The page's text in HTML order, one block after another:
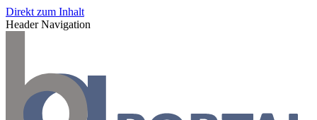
Direkt zum Inhalt
Header Navigation